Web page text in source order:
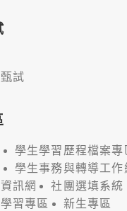
試
學生學習歷程檔案專
學生事務與轉導工作
訊網
社團選填系統
習專區
新生專區